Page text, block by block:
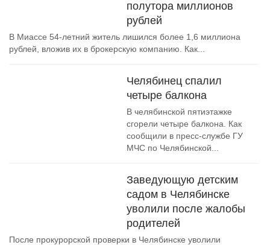
полутора миллионов
рублей
В Миассе 54-летний житель лишился более 1,6 миллиона
рублей, вложив их в брокерскую компанию. Как...
Челябинец спалил
четыре балкона
В челябинской пятиэтажке
сгорели четыре балкона. Как
сообщили в пресс-службе ГУ
МЧС по Челябинской...
Заведующую детским
садом в Челябинске
уволили после жалобы
родителей
После прокурорской проверки в Челябинске уволили